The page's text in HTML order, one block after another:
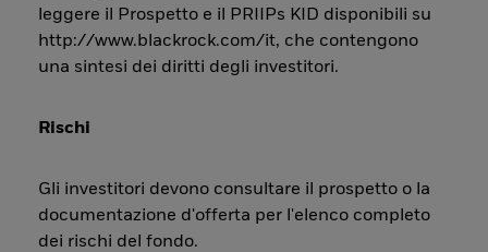
leggere il Prospetto e il PRIIPs KID disponibili su
http://www.blackrock.com/it, che contengono
una sintesi dei diritti degli investitori.
Rischi
Gli investitori devono consultare il prospetto o la
documentazione d'offerta per l'elenco completo
dei rischi del fondo.